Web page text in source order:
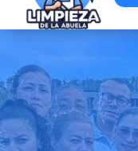
Llevamos
hasta tu